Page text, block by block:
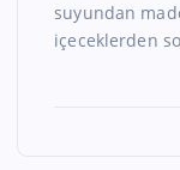
suyundan
içeceklerden